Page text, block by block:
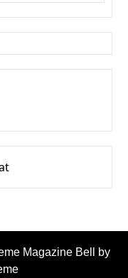
Magazine Bell by